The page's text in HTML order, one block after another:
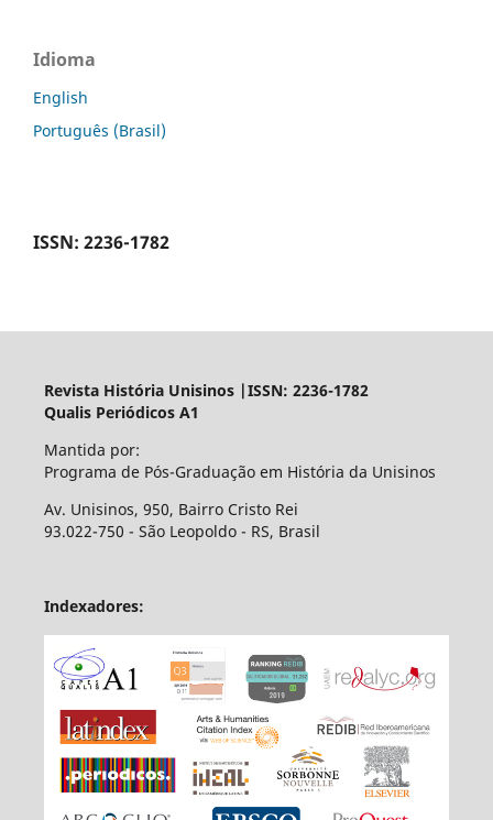
Idioma
English
Português (Brasil)
ISSN: 2236-1782
Revista História Unisinos |ISSN: 2236-1782
Qualis Periódicos A1
Mantida por:
Programa de Pós-Graduação em História da Unisinos
Av. Unisinos, 950, Bairro Cristo Rei
93.022-750 - São Leopoldo - RS, Brasil
Indexadores: